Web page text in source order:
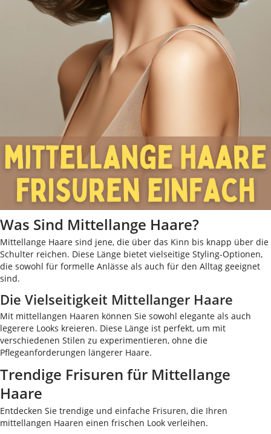
Was Sind Mittellange Haare?
Mittellange Haare sind jene, die über das Kinn bis knapp über die
Schulter reichen. Diese Länge bietet vielseitige Styling-Optionen,
die sowohl für formelle Anlässe als auch für den Alltag geeignet
sind.
Die Vielseitigkeit Mittellanger Haare
Mit mittellangen Haaren können Sie sowohl elegante als auch
legerere Looks kreieren. Diese Länge ist perfekt, um mit
verschiedenen Stilen zu experimentieren, ohne die
Pflegeanforderungen längerer Haare.
Trendige Frisuren für Mittellange
Haare
Entdecken Sie trendige und einfache Frisuren, die Ihren
mittellangen Haaren einen frischen Look verleihen.